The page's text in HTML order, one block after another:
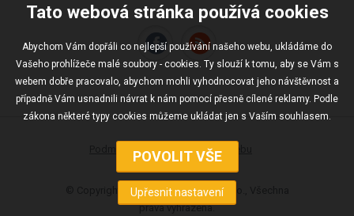
Tato webová stránka používá cookies
Abychom Vám dopřáli co nejlepší používání našeho webu, ukládáme do
Vašeho prohlížeče malé soubory - cookies. Ty slouží k tomu, aby se Vám s
webem dobře pracovalo, abychom mohli vyhodnocovat jeho návštěvnost a
případně Vám usnadnili návrat k nám pomocí přesně cílené reklamy. Podle
zákona některé typy cookies můžeme ukládat jen s Vaším souhlasem.
Podmínky užívání Mapa webu
© Copyright ELEKTRO S.M.S., spol s r.o., Všechna
práva vyhrazena.